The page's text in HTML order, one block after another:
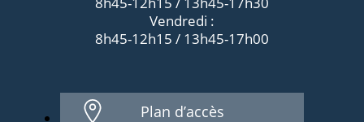
Vendredi :
8h45-12h15 / 13h45-17h00
Plan d’accès